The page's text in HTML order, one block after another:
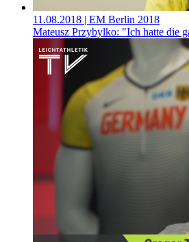
11.08.2018 | EM Berlin 2018
Mateusz Przybylko: "Ich hatte die